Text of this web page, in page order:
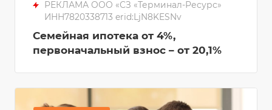
РЕКЛАМА ООО «СЗ «Терминал-Ресурс»
ИНН7820338713 erid:LjN8KESNv
Семейная ипотека от 4%,
первоначальный взнос – от 20,1%